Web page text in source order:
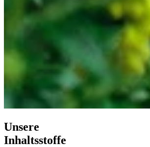
Unsere
Inhaltsstoffe